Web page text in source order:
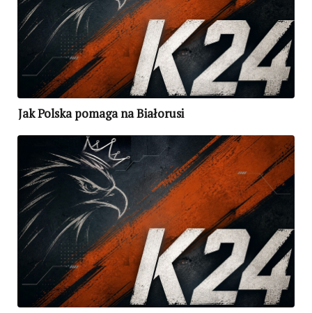
Jak Polska pomaga na Białorusi